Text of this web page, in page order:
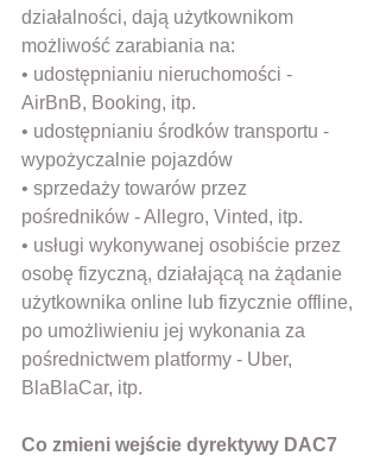
działalności, dają użytkownikom
możliwość zarabiania na:
• udostępnianiu nieruchomości -
AirBnB, Booking, itp.
• udostępnianiu środków transportu -
wypożyczalnie pojazdów
• sprzedaży towarów przez
pośredników - Allegro, Vinted, itp.
• usługi wykonywanej osobiście przez
osobę fizyczną, działającą na żądanie
użytkownika online lub fizycznie offline,
po umożliwieniu jej wykonania za
pośrednictwem platformy - Uber,
BlaBlaCar, itp.
Co zmieni wejście dyrektywy DAC7